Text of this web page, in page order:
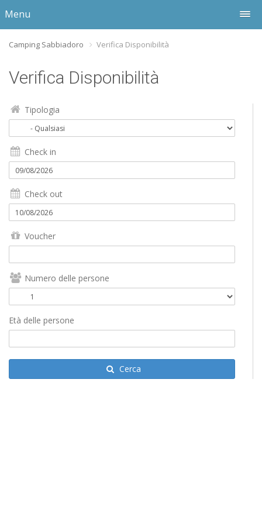
Menu
Camping Sabbiadoro Verifica Disponibilità
Verifica Disponibilità
Tipologia
Check in
Check out
Voucher
Numero delle persone
Età delle persone
Cerca